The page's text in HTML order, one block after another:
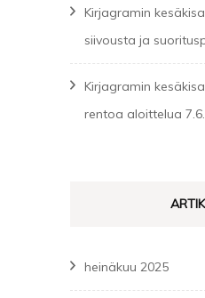
Kirjagramin
siivousta ja
Kirjagramin
rentoa aloittelua
heinäkuu 2025